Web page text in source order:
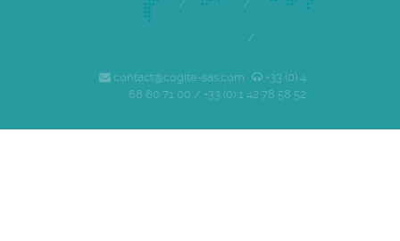
Références / Clients / Emploi
/
contact@cogite-sas.com ·
+33 (0) 4
68 60 71 00 / +33 (0) 1 42 78 58 52